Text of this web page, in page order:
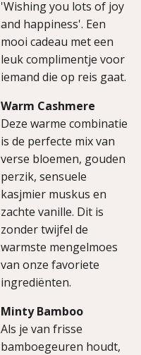
'Wishing you lots of joy
and happiness'. Een
mooi cadeau met een
leuk complimentje voor
iemand die op reis gaat.
Warm Cashmere
Deze warme combinatie
is de perfecte mix van
verse bloemen, gouden
perzik, sensuele
kasjmier muskus en
zachte vanille. Dit is
zonder twijfel de
warmste mengelmoes
van onze favoriete
ingrediënten.
Minty Bamboo
Als je van frisse
bamboegeuren houdt,